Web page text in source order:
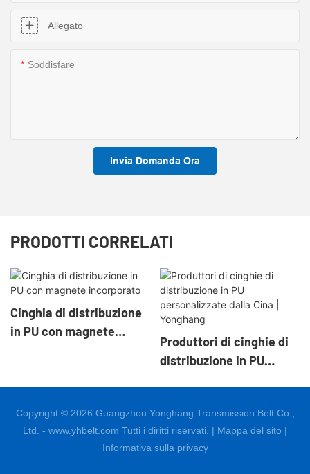
Allegato
Soddisfare
Invia Domanda Ora
PRODOTTI CORRELATI
Cinghia di distribuzione
in PU con magnete
Produttori di cinghie di
distribuzione in PU
Copyright © 2026 Guangzhou Yonghang Transmission Belt Co.,
Ltd. - www.yhbelt.com Tutti i diritti riservati. | Mappa del sito |
Informativa sulla privacy